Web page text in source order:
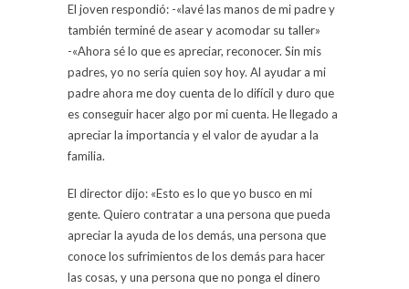
El joven respondió: -«lavé las manos de mi padre y
también terminé de asear y acomodar su taller»
-«Ahora sé lo que es apreciar, reconocer. Sin mis
padres, yo no sería quien soy hoy. Al ayudar a mi
padre ahora me doy cuenta de lo difícil y duro que
es conseguir hacer algo por mi cuenta. He llegado a
apreciar la importancia y el valor de ayudar a la
familia.
El director dijo: «Esto es lo que yo busco en mi
gente. Quiero contratar a una persona que pueda
apreciar la ayuda de los demás, una persona que
conoce los sufrimientos de los demás para hacer
las cosas, y una persona que no ponga el dinero